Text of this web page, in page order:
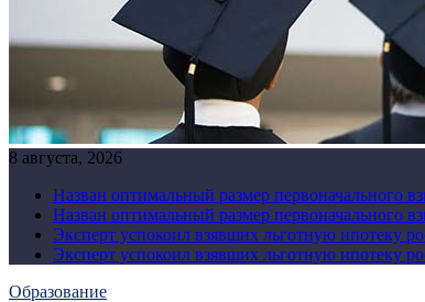
8 августа, 2026
Назван оптимальный размер первоначального
Назван оптимальный размер первоначального
Эксперт успокоил взявших льготную ипотеку
Эксперт успокоил взявших льготную ипотеку
Образование